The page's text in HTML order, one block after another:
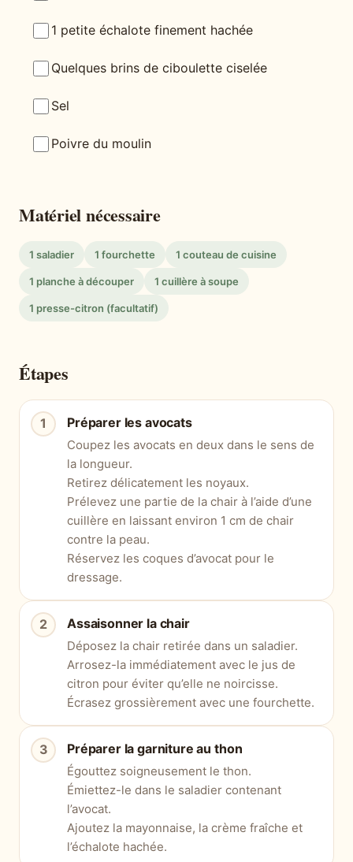
1 petite échalote finement hachée
Quelques brins de ciboulette ciselée
Sel
Poivre du moulin
Matériel nécessaire
1 saladier 1 fourchette 1 couteau de cuisine
1 planche à découper 1 cuillère à soupe
1 presse-citron (facultatif)
Étapes
Préparer les avocats
Coupez les avocats en deux dans le sens de
la longueur.
Retirez délicatement les noyaux.
Prélevez une partie de la chair à l’aide d’une
cuillère en laissant environ 1 cm de chair
contre la peau.
Réservez les coques d’avocat pour le
dressage.
Assaisonner la chair
Déposez la chair retirée dans un saladier.
Arrosez-la immédiatement avec le jus de
citron pour éviter qu’elle ne noircisse.
Écrasez grossièrement avec une fourchette.
Préparer la garniture au thon
Égouttez soigneusement le thon.
Émiettez-le dans le saladier contenant
l’avocat.
Ajoutez la mayonnaise, la crème fraîche et
l’échalote hachée.